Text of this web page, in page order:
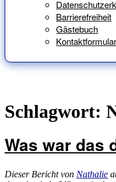
Barrierefreiheit
Gästebuch
Kontaktformular
Schlagwort:
Was war das
Dieser Bericht von Nathalie